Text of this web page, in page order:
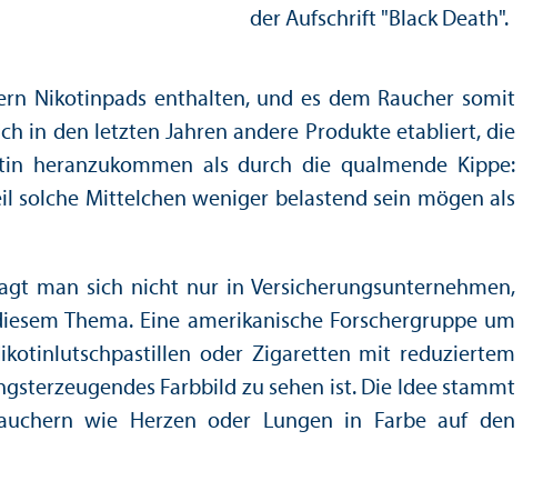
Nikotinpads enthalten, und es dem Raucher somit
in den letzten Jahren andere Produkte etabliert, die
heranzukommen als durch die qualmende Kippe:
solche Mittelchen weniger belastend sein mögen als
man sich nicht nur in Versicherungs­unter­nehmen,
Thema. Eine amerikanische Forscher­gruppe um
oder Zigaretten mit reduziertem
Farbbild zu sehen ist. Die Idee stammt
wie Herzen oder Lungen in Farbe auf den